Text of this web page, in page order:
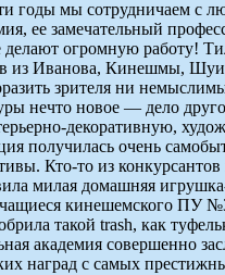
годы мы сотрудничаем с
ее замечательный
делают огромную работу!
из Иванова, Кинешмы,
зрителя ни
нечто новое — дело
декоративную,
получилась очень
Кто-то из конкурсантов
милая домашняя
кинешемского ПУ
такой trash, как
академия совершенно
наград с самых